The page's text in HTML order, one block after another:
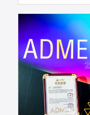
满载荣誉 实
社会化营销 用户
多平台直播 用户